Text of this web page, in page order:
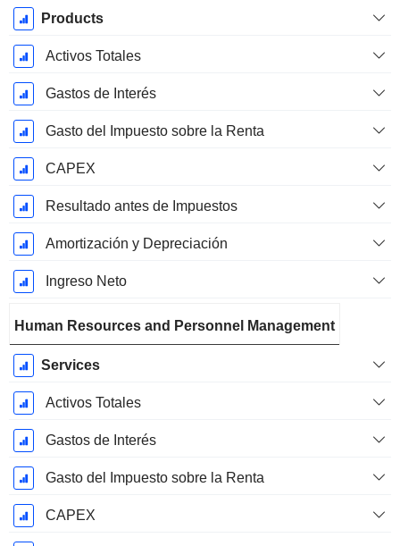
Diciembre
Products
Activos Totales
Gastos de Interés
Gasto del Impuesto sobre la Renta
CAPEX
Resultado antes de Impuestos
Amortización y Depreciación
Ingreso Neto
Human Resources and Personnel Management
Services
Activos Totales
Gastos de Interés
Gasto del Impuesto sobre la Renta
CAPEX